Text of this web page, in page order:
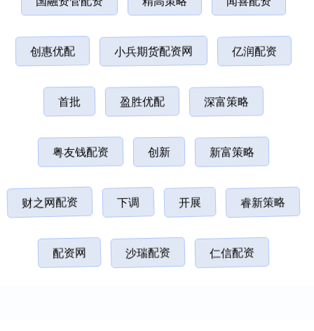
创惠优配 小兵期货配资网 亿润配资
首批 盈胜优配 深富策略
粤友钱配资 创新 新富策略
财之网配资 下调 开展 睿新策略
配资网 沙瑞配资 仁信配资